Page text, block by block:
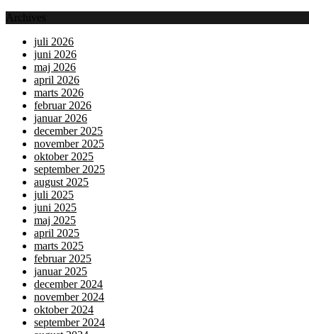
Archives
juli 2026
juni 2026
maj 2026
april 2026
marts 2026
februar 2026
januar 2026
december 2025
november 2025
oktober 2025
september 2025
august 2025
juli 2025
juni 2025
maj 2025
april 2025
marts 2025
februar 2025
januar 2025
december 2024
november 2024
oktober 2024
september 2024